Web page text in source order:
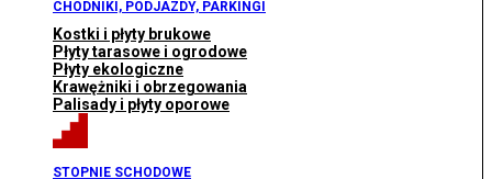
CHODNIKI, PODJAZDY, PARKINGI
Kostki i płyty brukowe
Płyty tarasowe i ogrodowe
Płyty ekologiczne
Krawężniki i obrzegowania
Palisady i płyty oporowe
STOPNIE SCHODOWE